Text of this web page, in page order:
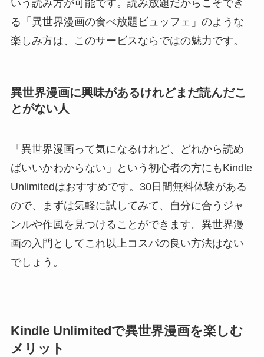
いう読み方が可能です。読み放題だからこそでき
る「異世界漫画の食べ放題ビュッフェ」のような
楽しみ方は、このサービスならではの魅力です。
異世界漫画に興味があるけれどまだ読んだこ
とがない人
「異世界漫画って気になるけれど、どれから読め
ばいいかわからない」という初心者の方にもKindle
Unlimitedはおすすめです。30日間無料体験がある
ので、まずは気軽に試してみて、自分に合うジャ
ンルや作風を見つけることができます。異世界漫
画の入門としてこれ以上コスパの良い方法はない
でしょう。
Kindle Unlimitedで異世界漫画を楽しむ
メリット